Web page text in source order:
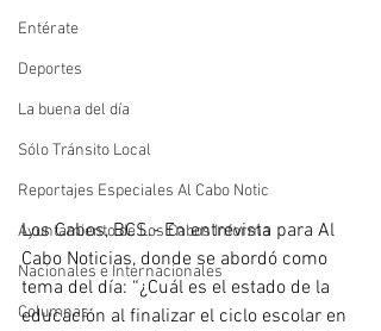
Entérate
Deportes
La buena del día
Sólo Tránsito Local
Reportajes Especiales Al Cabo Notic
Ayuntamiento de Los Cabos Informa
Nacionales e Internacionales
Columnas
Los Cabos, BCS.- En entrevista para Al
Cabo Noticias, donde se abordó como
tema del día: “¿Cuál es el estado de la
educación al finalizar el ciclo escolar en